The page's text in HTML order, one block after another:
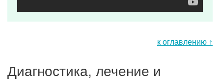
к оглавлению ↑
Диагностика, лечение и